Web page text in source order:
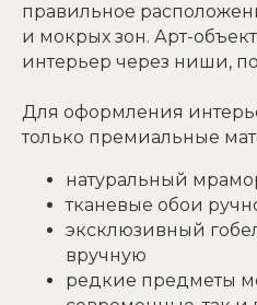
правильное
и мокрых зон. Арт-
интерьер через ниши,
Для оформления
только премиальные
натуральный
тканевые обои
эксклюзивный
вручную
редкие предметы